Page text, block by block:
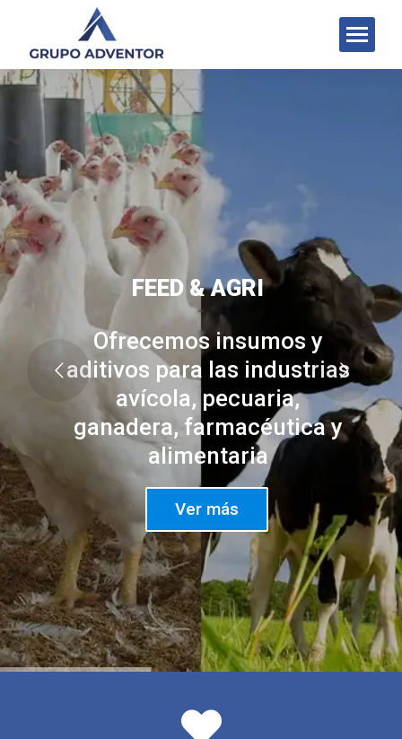
FEED & AGRI
Ofrecemos insumos y
aditivos para las industrias
avícola, pecuaria,
ganadera, farmacéutica y
alimentaria
Ver más